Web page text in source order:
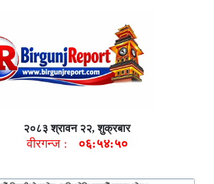
२०८३ श्रावन २२, शुक्रबार
वीरगन्ज : ०६:५४:५१